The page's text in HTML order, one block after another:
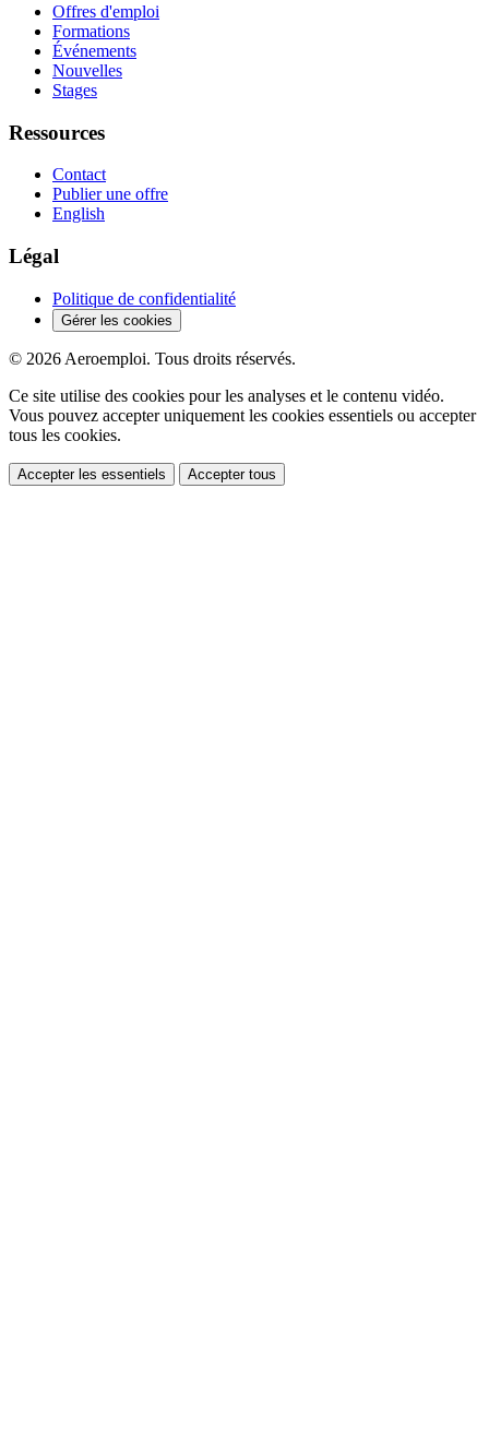
Offres d'emploi
Formations
Événements
Nouvelles
Stages
Ressources
Contact
Publier une offre
English
Légal
Politique de confidentialité
Gérer les cookies
© 2026 Aeroemploi. Tous droits réservés.
Ce site utilise des cookies pour les analyses et le contenu vidéo.
Vous pouvez accepter uniquement les cookies essentiels ou accepter
tous les cookies.
Accepter les essentiels Accepter tous